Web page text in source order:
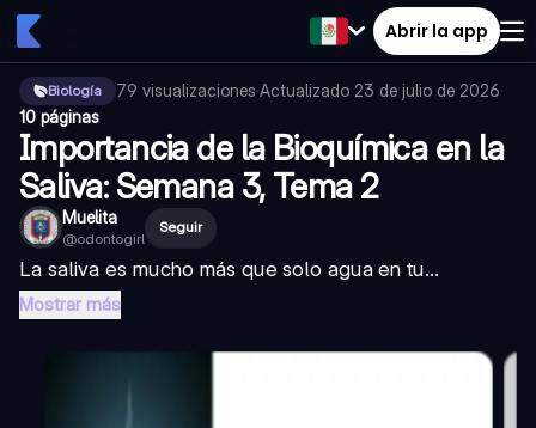
Abrir la app
Biología 79 visualizaciones·Actualizado 23 de julio de 2026·
10 páginas
Importancia de la Bioquímica en la
Saliva: Semana 3, Tema 2
Muelita
@odontogirl
Seguir
La saliva es mucho más que solo agua en tu...
Mostrar más